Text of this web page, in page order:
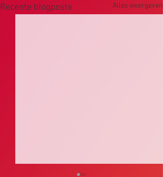
Recente blogposts Alles weergeven